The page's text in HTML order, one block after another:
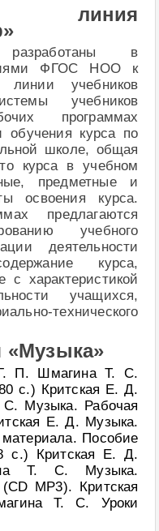
линия
в
ФГОС НОО к
линии учебников
учебников
программах
обучения курса по
школе, общая
курса в учебном
предметные и
освоения курса.
предлагаются
учебного
деятельности
курса,
с характеристикой
учащихся,
технического
«Музыка»
П. Шмагина Т. С.
с.) Критская Е. Д.
Музыка. Рабочая
Е. Д. Музыка.
Пособие
с.) Критская Е. Д.
Т. С. Музыка.
MP3). Критская
Т. С. Уроки